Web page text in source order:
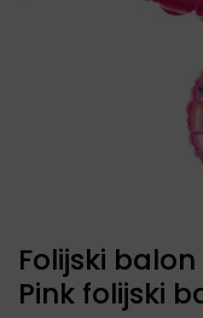
Folijski
Pink folijski